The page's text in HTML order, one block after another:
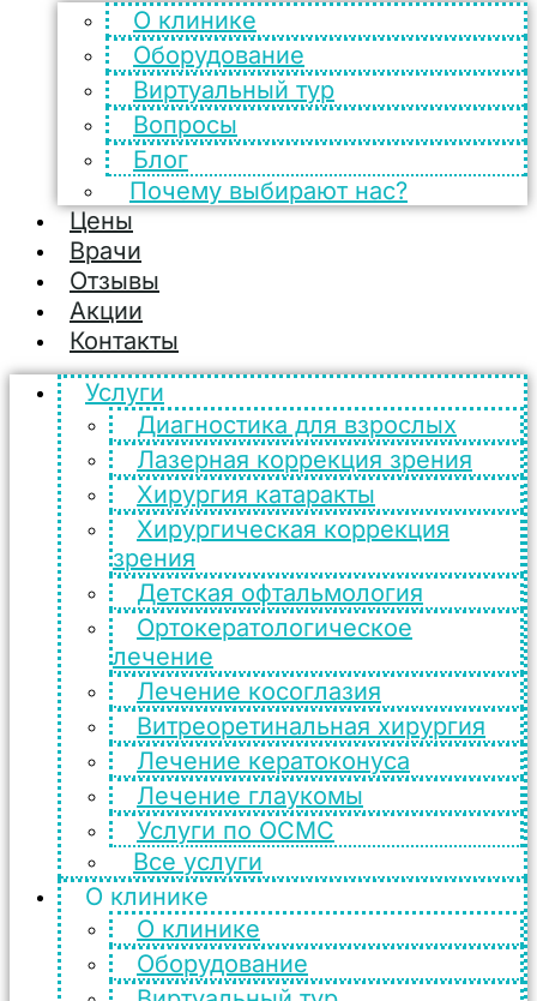
О клинике
Оборудование
Виртуальный тур
Вопросы
Блог
Почему выбирают нас?
Цены
Врачи
Отзывы
Акции
Контакты
Услуги
Диагностика для взрослых
Лазерная коррекция зрения
Хирургия катаракты
Хирургическая коррекция
зрения
Детская офтальмология
Ортокератологическое
лечение
Лечение косоглазия
Витреоретинальная хирургия
Лечение кератоконуса
Лечение глаукомы
Услуги по ОСМС
Все услуги
О клинике
О клинике
Оборудование